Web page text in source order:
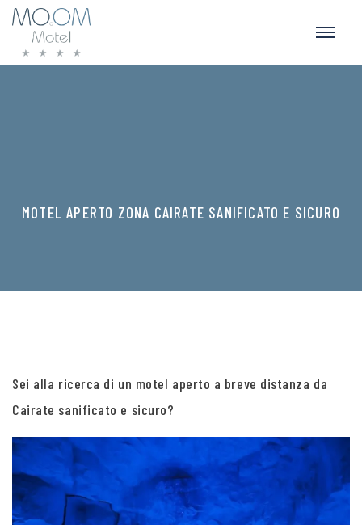
MOTEL APERTO ZONA CAIRATE SANIFICATO E SICURO
Sei alla ricerca di un motel aperto a breve distanza da
Cairate sanificato e sicuro?